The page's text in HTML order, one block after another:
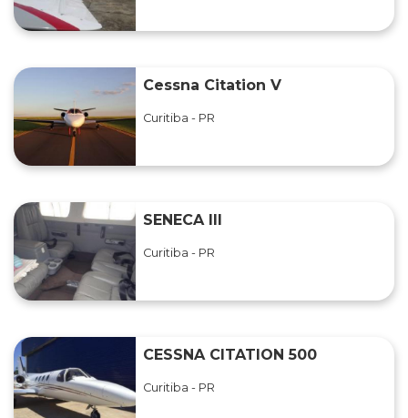
Cessna Citation V
Curitiba - PR
SENECA III
Curitiba - PR
CESSNA CITATION 500
Curitiba - PR